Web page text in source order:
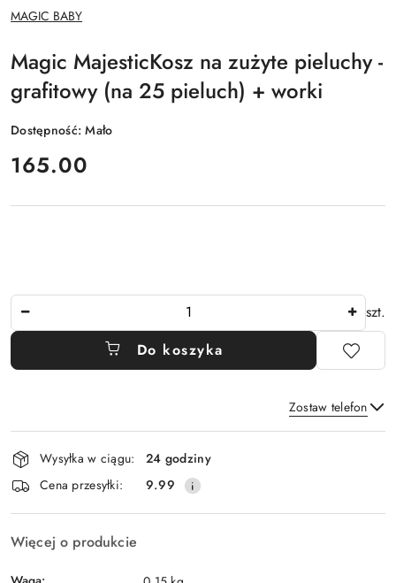
NAZWA
PRODUCENTA:
MAGIC BABY
Magic MajesticKosz na zużyte pieluchy -
grafitowy (na 25 pieluch) + worki
Dostępność:Mało
cena:
165.00
szt.
Do koszyka
Zostaw telefon
Wyślij
Dostępność
i
dostawa
Wysyłka w ciągu:
24 godziny
Cena przesyłki:
9.99
Więcej o produkcie